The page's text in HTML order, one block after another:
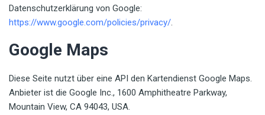
Datenschutzerklärung von Google:
https://www.google.com/policies/privacy/.
Google Maps
Diese Seite nutzt über eine API den Kartendienst Google Maps.
Anbieter ist die Google Inc., 1600 Amphitheatre Parkway,
Mountain View, CA 94043, USA.